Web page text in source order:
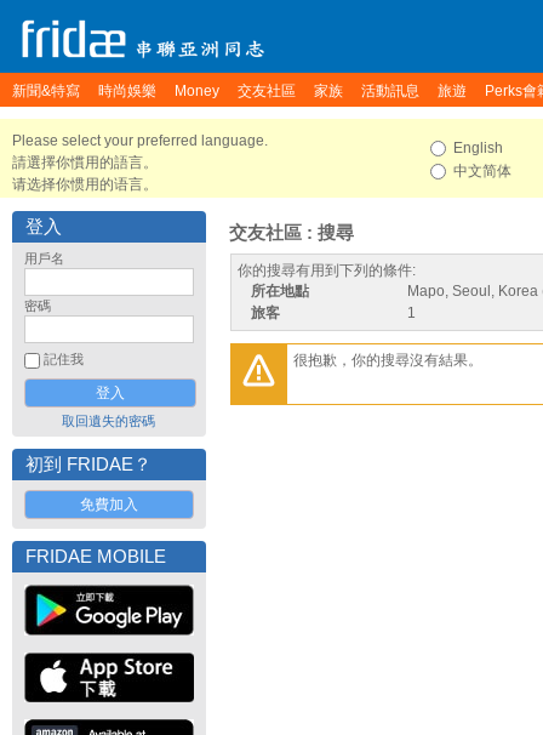
新聞&特寫 時尚娛樂 Money 交友社區 家族 活動訊息 旅遊 Perks會
Please select your preferred language.
請選擇你慣用的語言。
请选择你惯用的语言。
English
中文简体
登入
用戶名
密碼
記住我
取回遺失的密碼
初到 FRIDAE？
免費加入
FRIDAE MOBILE
交友社區 : 搜尋
你的搜尋有用到下列的條件:
所在地點
Mapo, Seoul, Korea
旅客
1
很抱歉，你的搜尋沒有結果。